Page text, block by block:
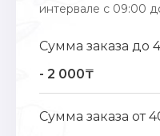
интервале с 09:00
Сумма заказа до
- 2 000₸
Сумма заказа от